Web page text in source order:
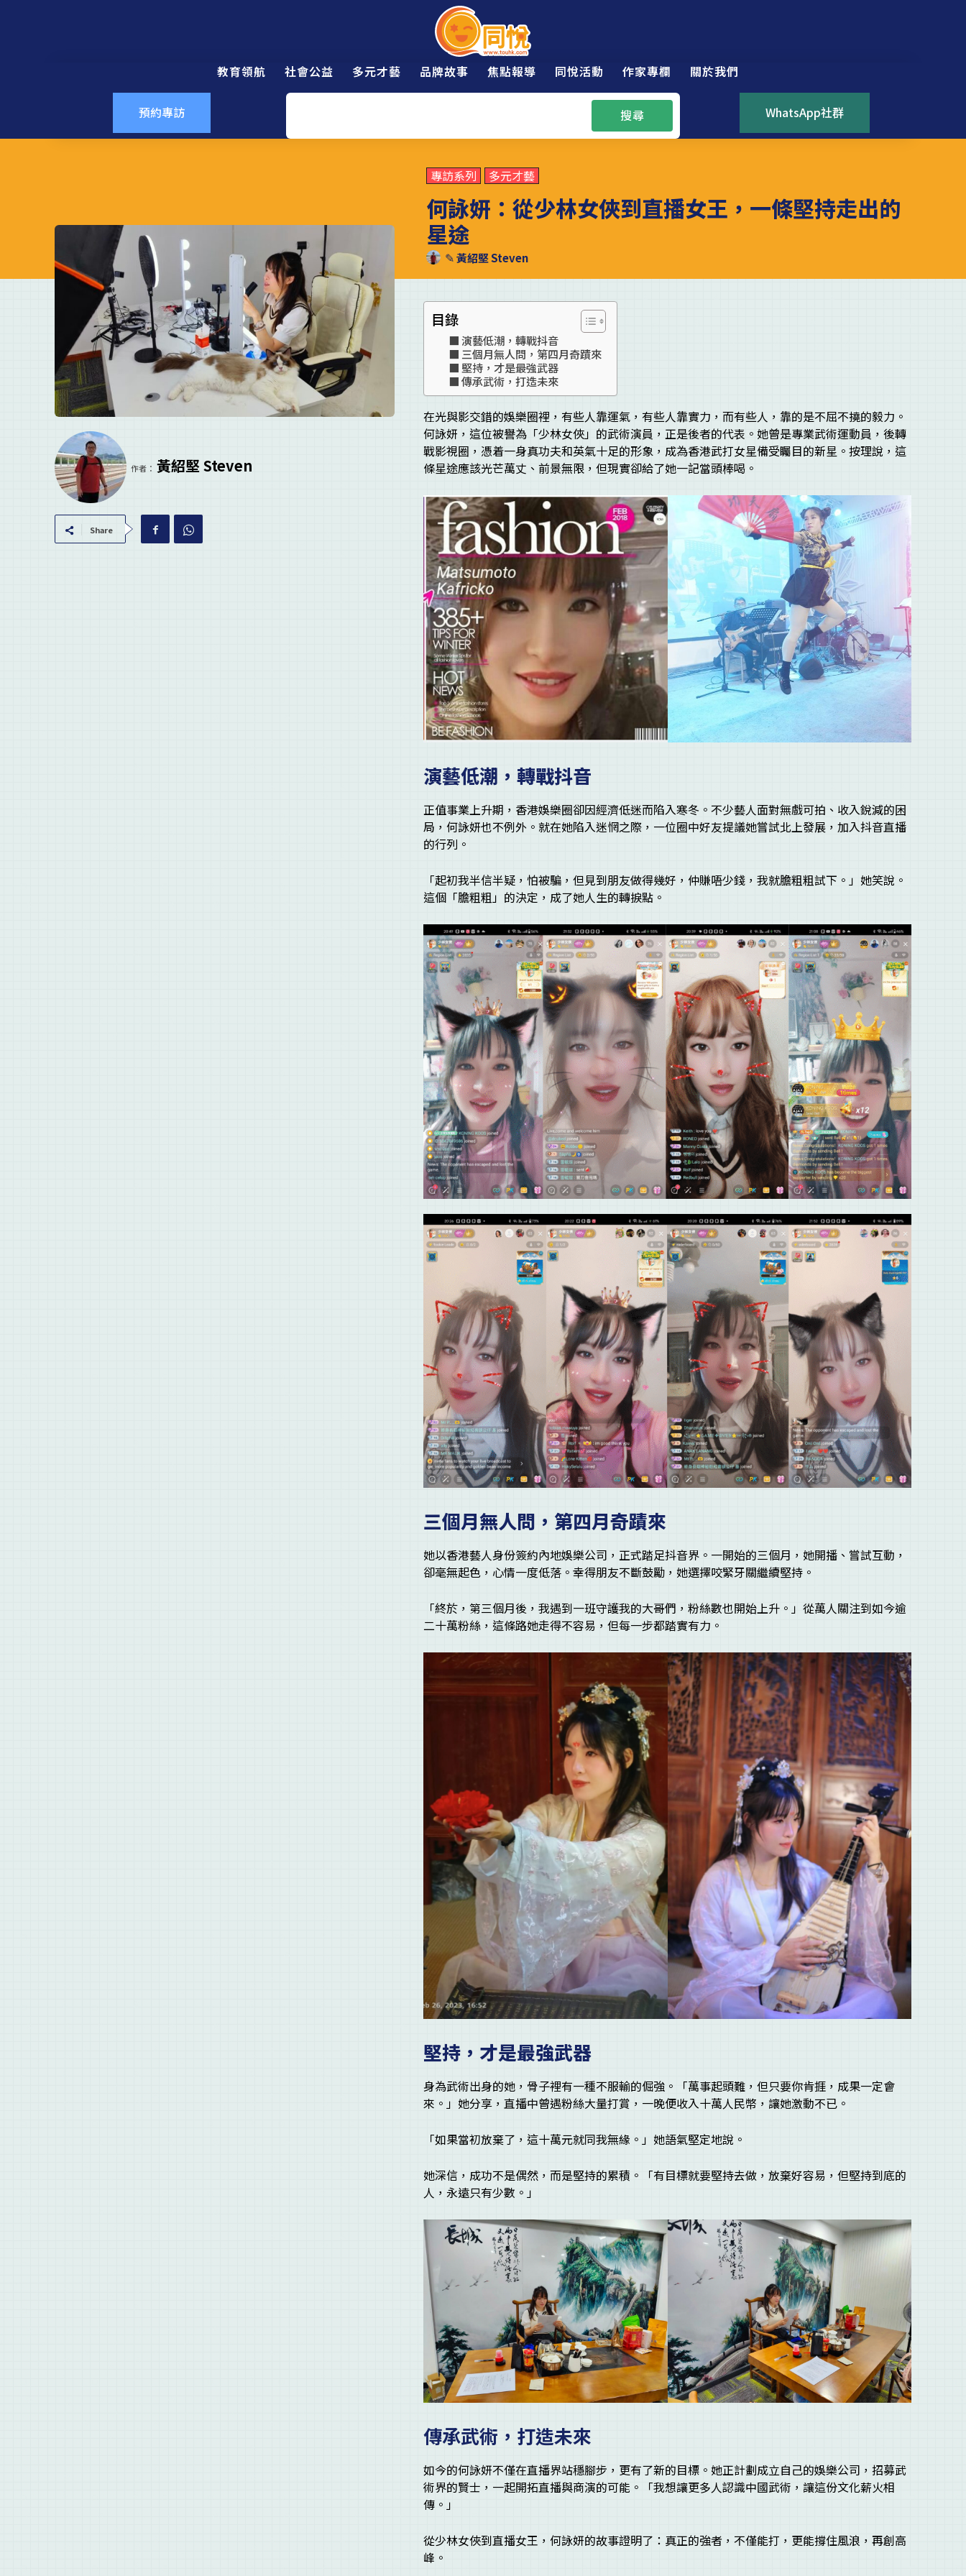
教育領航 社會公益 多元才藝 品牌故事 焦點報導 同悅活動 作家專欄 關於我們
預約專訪 搜尋 WhatsApp社群
專訪系列 多元才藝
何詠妍：從少林女俠到直播女王，一條堅持走出的
星途
✎黃紹堅 Steven
作者： 黃紹堅 Steven
Share
目錄
演藝低潮，轉戰抖音
三個月無人問，第四月奇蹟來
堅持，才是最強武器
傳承武術，打造未來
在光與影交錯的娛樂圈裡，有些人靠運氣，有些人靠實力，而有些人，靠的是不屈不撓的毅力。
何詠妍，這位被譽為「少林女俠」的武術演員，正是後者的代表。她曾是專業武術運動員，後轉
戰影視圈，憑着一身真功夫和英氣十足的形象，成為香港武打女星備受矚目的新星。按理說，這
條星途應該光芒萬丈、前景無限，但現實卻給了她一記當頭棒喝。
演藝低潮，轉戰抖音
正值事業上升期，香港娛樂圈卻因經濟低迷而陷入寒冬。不少藝人面對無戲可拍、收入銳減的困
局，何詠妍也不例外。就在她陷入迷惘之際，一位圈中好友提議她嘗試北上發展，加入抖音直播
的行列。
「起初我半信半疑，怕被騙，但見到朋友做得幾好，仲賺唔少錢，我就膽粗粗試下。」她笑說。
這個「膽粗粗」的決定，成了她人生的轉捩點。
三個月無人問，第四月奇蹟來
她以香港藝人身份簽約內地娛樂公司，正式踏足抖音界。一開始的三個月，她開播、嘗試互動，
卻毫無起色，心情一度低落。幸得朋友不斷鼓勵，她選擇咬緊牙關繼續堅持。
「終於，第三個月後，我遇到一班守護我的大哥們，粉絲數也開始上升。」從萬人關注到如今逾
二十萬粉絲，這條路她走得不容易，但每一步都踏實有力。
堅持，才是最強武器
身為武術出身的她，骨子裡有一種不服輸的倔強。「萬事起頭難，但只要你肯捱，成果一定會
來。」她分享，直播中曾遇粉絲大量打賞，一晚便收入十萬人民幣，讓她激動不已。
「如果當初放棄了，這十萬元就同我無緣。」她語氣堅定地說。
她深信，成功不是偶然，而是堅持的累積。「有目標就要堅持去做，放棄好容易，但堅持到底的
人，永遠只有少數。」
傳承武術，打造未來
如今的何詠妍不僅在直播界站穩腳步，更有了新的目標。她正計劃成立自己的娛樂公司，招募武
術界的賢士，一起開拓直播與商演的可能。「我想讓更多人認識中國武術，讓這份文化薪火相
傳。」
從少林女俠到直播女王，何詠妍的故事證明了：真正的強者，不僅能打，更能撐住風浪，再創高
峰。